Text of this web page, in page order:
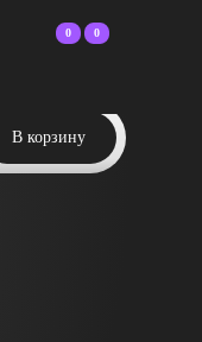
0 0
В корзину